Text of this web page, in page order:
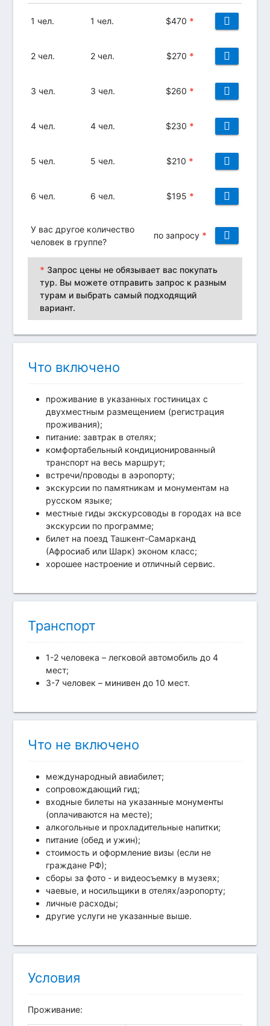
1 чел. 1 чел. $470 *
2 чел. 2 чел. $270 *
3 чел. 3 чел. $260 *
4 чел. 4 чел. $230 *
5 чел. 5 чел. $210 *
6 чел. 6 чел. $195 *
У вас другое количество
человек в группе?
по запросу *
* Запрос цены не обязывает вас покупать
тур. Вы можете отправить запрос к разным
турам и выбрать самый подходящий
вариант.
Что включено
проживание в указанных гостиницах с
двухместным размещением (регистрация
проживания);
питание: завтрак в отелях;
комфортабельный кондиционированный
транспорт на весь маршрут;
встречи/проводы в аэропорту;
экскурсии по памятникам и монументам на
русском языке;
местные гиды экскурсоводы в городах на все
экскурсии по программе;
билет на поезд Ташкент-Самарканд
(Афросиаб или Шарк) эконом класс;
хорошее настроение и отличный сервис.
Транспорт
1-2 человека – легковой автомобиль до 4
мест;
3-7 человек – минивен до 10 мест.
Что не включено
международный авиабилет;
сопровождающий гид;
входные билеты на указанные монументы
(оплачиваются на месте);
алкогольные и прохладительные напитки;
питание (обед и ужин);
стоимость и оформление визы (если не
граждане РФ);
сборы за фото - и видеосъемку в музеях;
чаевые, и носильщики в отелях/аэропорту;
личные расходы;
другие услуги не указанные выше.
Условия
Проживание: